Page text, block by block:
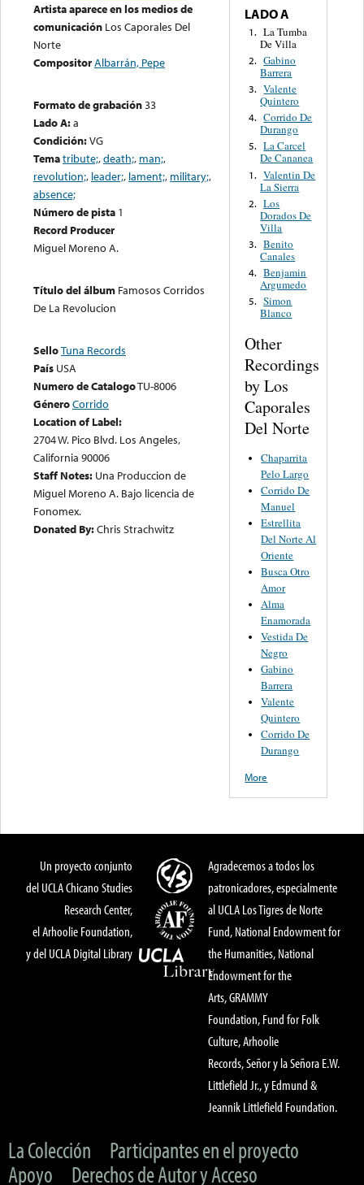
Artista aparece en los medios de
comunicación Los Caporales Del
Norte
CompositorAlbarrán, Pepe
Formato de grabación33
Lado A:a
Condición:VG
Tematribute;,death;, man;,
revolution;, leader;, lament;, military;,
absence;
Número de pista 1
Record Producer
Miguel Moreno A.
Título del álbum Famosos Corridos
De La Revolucion
SelloTuna Records
País USA
Numero de CatalogoTU-8006
GéneroCorrido
Location of Label:
2704 W. Pico Blvd. Los Angeles,
California 90006
Staff Notes: Una Produccion de
Miguel Moreno A. Bajo licencia de
Fonomex.
Donated By:Chris Strachwitz
LADO A
1. La Tumba
De Villa
2. Gabino
Barrera
3. Valente
Quintero
4. Corrido De
Durango
5. La Carcel
De Cananea
1. Valentin De
La Sierra
2. Los
Dorados De
Villa
3. Benito
Canales
4. Benjamin
Argumedo
5. Simon
Blanco
Other
Recordings
by Los
Caporales
Del Norte
Chaparrita
Pelo Largo
Corrido De
Manuel
Estrellita
Del Norte Al
Oriente
Busca Otro
Amor
Alma
Enamorada
Vestida De
Negro
Gabino
Barrera
Valente
Quintero
Corrido De
Durango
More
Un proyecto conjunto
del UCLA Chicano Studies
Research Center,
el Arhoolie Foundation,
y del UCLA Digital Library
Agradecemos a todos los
patronicadores, especialmente
al UCLA Los Tigres de Norte
Fund, National Endowment for
the Humanities, National
Endowment for the
Arts, GRAMMY
Foundation, Fund for Folk
Culture, Arhoolie
Records, Señor y la Señora E.W.
Littlefield Jr., y Edmund &
Jeannik Littlefield Foundation.
La Colección
Participantes en el proyecto
Apoyo
Derechos de Autor y Acceso